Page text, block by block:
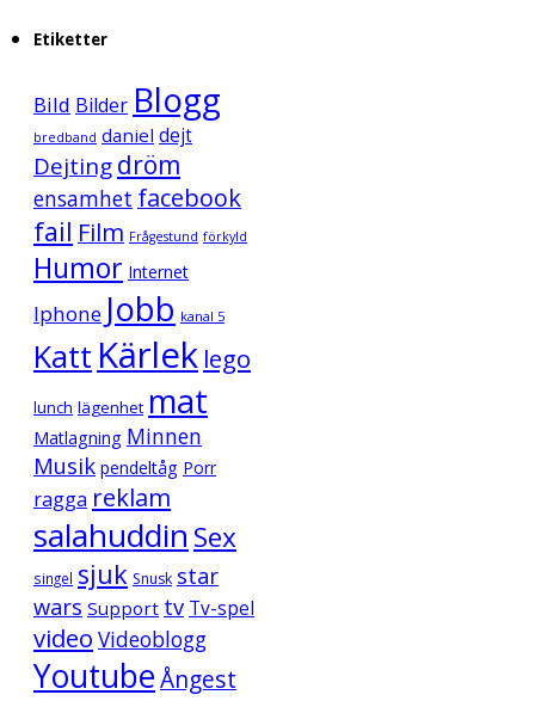
Etiketter
Bild Bilder Blogg
bredband daniel dejt
Dejtingdröm
ensamhet facebook
fail Film Frågestund förkyld
Humor Internet
Iphone Jobb kanal 5
Katt Kärlek lego
lunch lägenhet mat
Matlagning Minnen
Musik pendeltåg Porr
ragga reklam
salahuddin Sex
singel sjuk Snusk star
wars Support tv Tv-spel
video Videoblogg
YoutubeÅngest